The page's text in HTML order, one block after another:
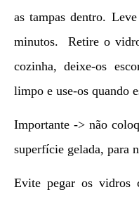
as tampas dentro.
minutos. Retire o
cozinha, deixe-os
limpo e use-os quando
Importante -> não
superfície gelada, para
Evite pegar os vidros